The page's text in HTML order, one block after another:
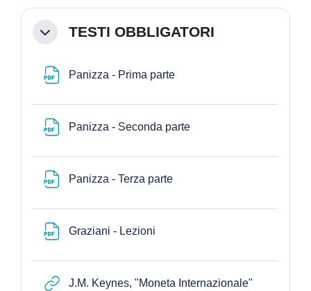
MinimizzaTESTI OBBLIGATORI
Panizza - Prima parte
Panizza - Seconda parte
Panizza - Terza parte
Graziani - Lezioni
J.M. Keynes, "Moneta Internazionale"